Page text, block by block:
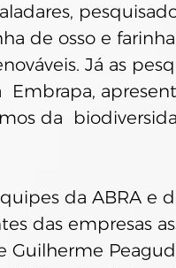
de osso e
Já as
Embrapa,
da
da ABRA e
das empresas
Guilherme